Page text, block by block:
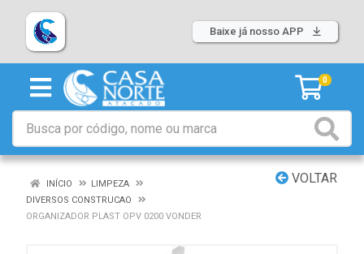
Baixe já nosso APP
0
VOLTAR
INÍCIO
LIMPEZA
DIVERSOS CONSTRUCAO
ORGANIZADOR PLAST OPV 0200 VONDER